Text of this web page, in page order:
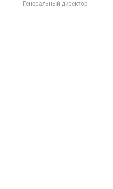
Генеральный директор